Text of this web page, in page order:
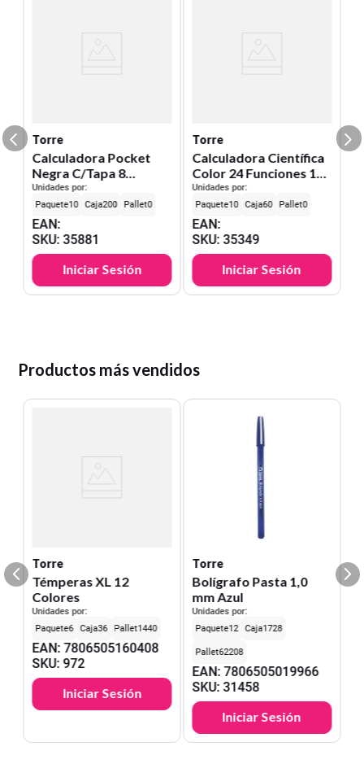
Torre
Calculadora Pocket
Negra C/Tapa 8
Digitos Torre
Unidades por:
10
200 0
EAN:
SKU:35881
Iniciar Sesión
Torre
Calculadora Científica
Color 24 Funciones 162
x 79 x 14.8 mm
Unidades por:
10
60 0
EAN:
SKU:35349
Iniciar Sesión
Productos más vendidos
Torre
Témperas XL 12
Colores
Unidades por:
6
36 1440
EAN:7806505160408
SKU:972
Iniciar Sesión
Torre
Bolígrafo Pasta 1,0
mm Azul
Unidades por:
12
1728
62208
EAN:7806505019966
SKU:31458
Iniciar Sesión